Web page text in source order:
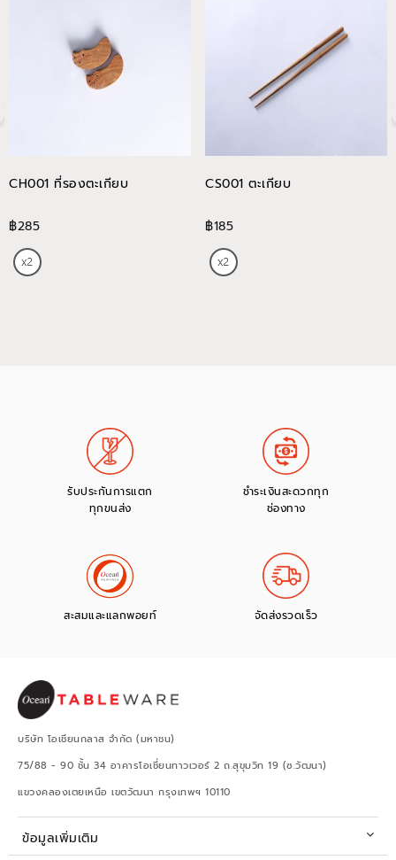
CH001 ที่รองตะเกียบ
฿285
CS001 ตะเกียบ
฿185
รับประกันการแตก
ทุกขนส่ง
ชำระเงินสะดวกทุก
ช่องทาง
สะสมและแลกพอยท์ จัดส่งรวดเร็ว
บริษัท โอเชียนกลาส จำกัด (มหาชน)
75/88 - 90 ชั้น 34 อาคารโอเชี่ยนทาวเวอร์ 2 ถ.สุขุมวิท 19 (ซ.วัฒนา)
แขวงคลองเตยเหนือ เขตวัฒนา กรุงเทพฯ 10110
ข้อมูลเพิ่มเติม